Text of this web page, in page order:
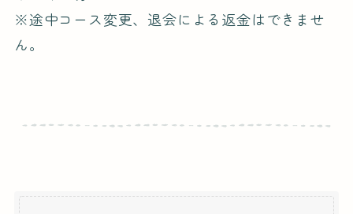
※途中コース変更、退会による返金はできませ
ん。